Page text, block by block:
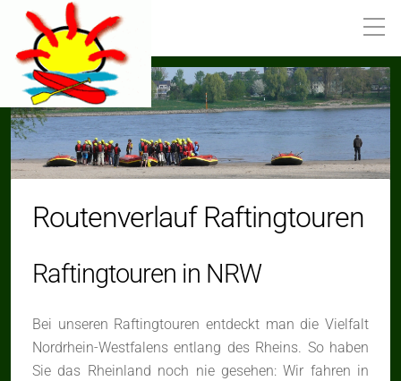
Routenverlauf Raftingtouren
Raftingtouren in NRW
Bei unseren Raftingtouren entdeckt man die Vielfalt
Nordrhein-Westfalens entlang des Rheins. So haben
Sie das Rheinland noch nie gesehen: Wir fahren in